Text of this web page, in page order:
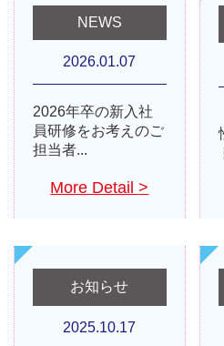
NEWS
2026.01.07
2026年卒の新入社
員研修をお考えのご
担当者...
More Detail>
お知らせ
2025.10.17